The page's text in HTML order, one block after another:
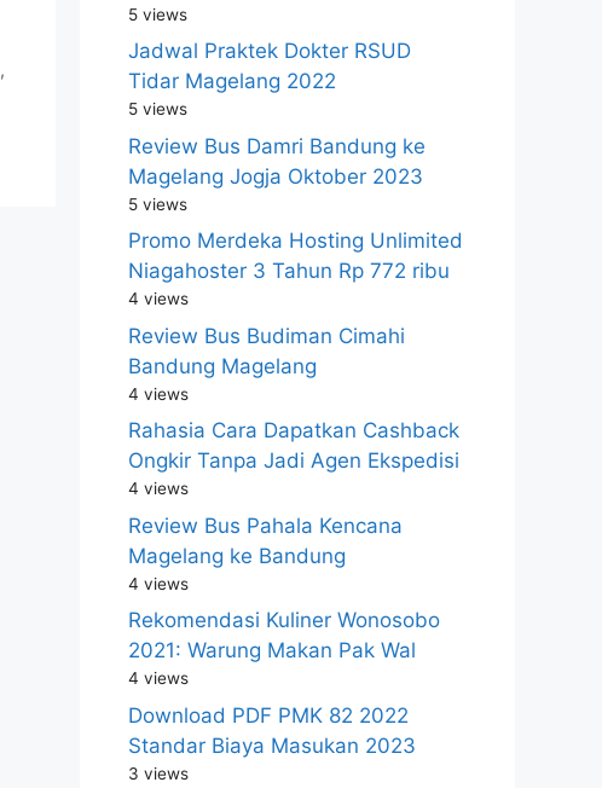
,
5 views
Jadwal Praktek Dokter RSUD
Tidar Magelang 2022
5 views
Review Bus Damri Bandung ke
Magelang Jogja Oktober 2023
5 views
Promo Merdeka Hosting Unlimited
Niagahoster 3 Tahun Rp 772 ribu
4 views
Review Bus Budiman Cimahi
Bandung Magelang
4 views
Rahasia Cara Dapatkan Cashback
Ongkir Tanpa Jadi Agen Ekspedisi
4 views
Review Bus Pahala Kencana
Magelang ke Bandung
4 views
Rekomendasi Kuliner Wonosobo
2021: Warung Makan Pak Wal
4 views
Download PDF PMK 82 2022
Standar Biaya Masukan 2023
3 views